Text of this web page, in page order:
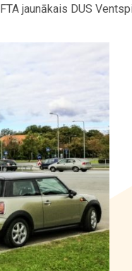
jaunākais DUS